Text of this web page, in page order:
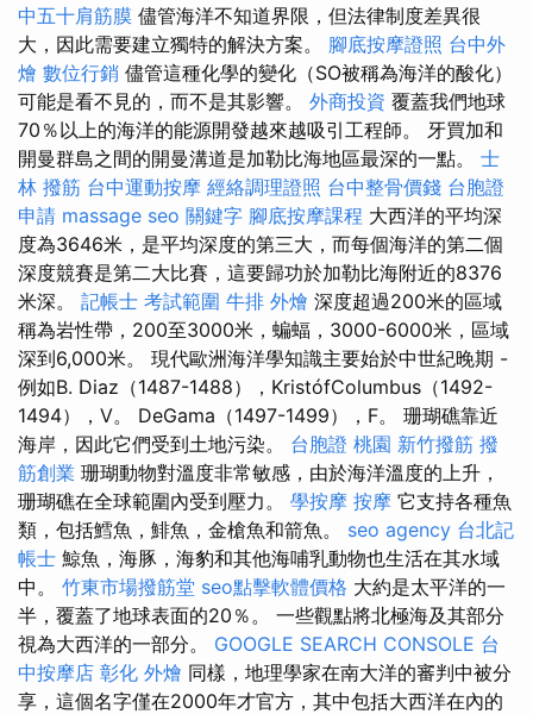
中五十肩筋膜 儘管海洋不知道界限，但法律制度差異很
大，因此需要建立獨特的解決方案。 腳底按摩證照 台中外
燴 數位行銷 儘管這種化學的變化（SO被稱為海洋的酸化）
可能是看不見的，而不是其影響。 外商投資 覆蓋我們地球
70％以上的海洋的能源開發越來越吸引工程師。 牙買加和
開曼群島之間的開曼溝道是加勒比海地區最深的一點。 士
林 撥筋 台中運動按摩 經絡調理證照 台中整骨價錢 台胞證
申請 massage seo 關鍵字 腳底按摩課程 大西洋的平均深
度為3646米，是平均深度的第三大，而每個海洋的第二個
深度競賽是第二大比賽，這要歸功於加勒比海附近的8376
米深。 記帳士 考試範圍 牛排 外燴 深度超過200米的區域
稱為岩性帶，200至3000米，蝙蝠，3000-6000米，區域
深到6,000米。 現代歐洲海洋學知識主要始於中世紀晚期 -
例如B. Diaz（1487-1488），KristófColumbus（1492-
1494），V。 DeGama（1497-1499），F。 珊瑚礁靠近
海岸，因此它們受到土地污染。 台胞證 桃園 新竹撥筋 撥
筋創業 珊瑚動物對溫度非常敏感，由於海洋溫度的上升，
珊瑚礁在全球範圍內受到壓力。 學按摩 按摩 它支持各種魚
類，包括鱈魚，鯡魚，金槍魚和箭魚。 seo agency 台北記
帳士 鯨魚，海豚，海豹和其他海哺乳動物也生活在其水域
中。 竹東市場撥筋堂 seo點擊軟體價格 大約是太平洋的一
半，覆蓋了地球表面的20％。 一些觀點將北極海及其部分
視為大西洋的一部分。 GOOGLE SEARCH CONSOLE 台
中按摩店 彰化 外燴 同樣，地理學家在南大洋的審判中被分
享，這個名字僅在2000年才官方，其中包括大西洋在內的